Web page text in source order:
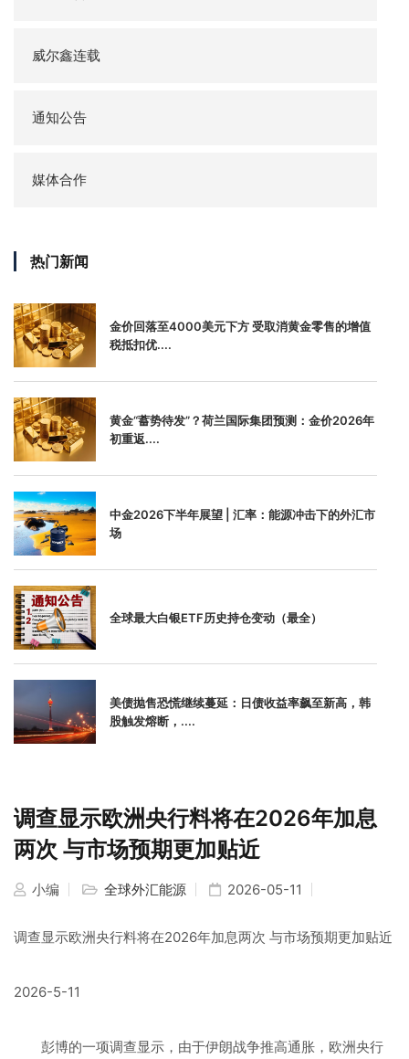
威尔鑫连载
通知公告
媒体合作
热门新闻
金价回落至4000美元下方 受取消黄金零售的增值
税抵扣优....
黄金“蓄势待发”？荷兰国际集团预测：金价2026年
初重返....
中金2026下半年展望 | 汇率：能源冲击下的外汇市
场
全球最大白银ETF历史持仓变动（最全）
美债抛售恐慌继续蔓延：日债收益率飙至新高，韩
股触发熔断，....
调查显示欧洲央行料将在2026年加息
两次 与市场预期更加贴近
小编 全球外汇能源 2026-05-11
调查显示欧洲央行料将在2026年加息两次 与市场预期更加贴近
2026-5-11
彭博的一项调查显示，由于伊朗战争推高通胀，欧洲央行